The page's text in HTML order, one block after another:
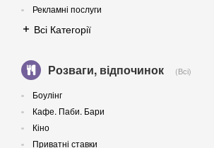
Рекламні послуги
Всі Категорії
Розваги, відпочинок (Всі)
Боулінг
Кафе. Паби. Бари
Кіно
Приватні ставки